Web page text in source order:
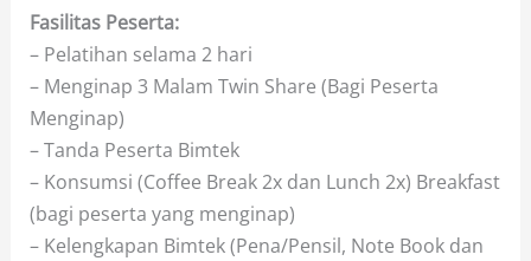
Fasilitas Peserta:
– Pelatihan selama 2 hari
– Menginap 3 Malam Twin Share (Bagi Peserta
Menginap)
– Tanda Peserta Bimtek
– Konsumsi (Coffee Break 2x dan Lunch 2x) Breakfast
(bagi peserta yang menginap)
– Kelengkapan Bimtek (Pena/Pensil, Note Book dan